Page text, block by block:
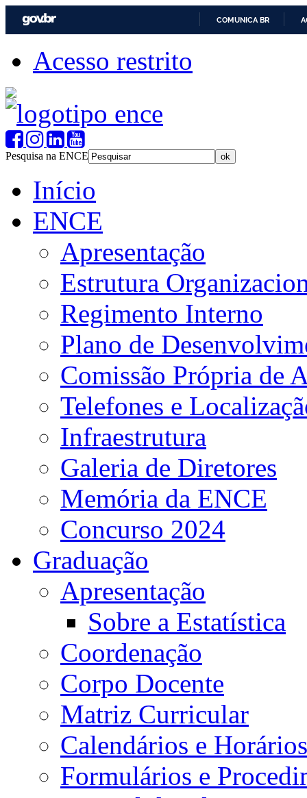
COMUNICA BR
Acesso restrito
Pesquisa na ENCE
Início
ENCE
Apresentação
Estrutura
Regimento Interno
Plano de
Comissão Própria de
Telefones e
Infraestrutura
Galeria de Diretores
Memória da ENCE
Concurso 2024
Graduação
Apresentação
Sobre a Estatística
Coordenação
Corpo Docente
Matriz Curricular
Calendários e Horários
Formulários e